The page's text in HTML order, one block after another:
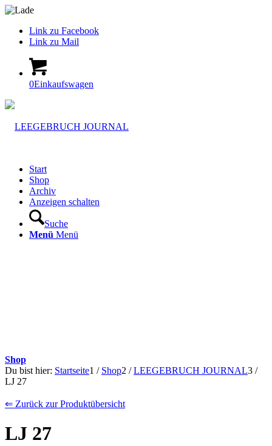
Link zu Facebook
Link zu Mail
0Einkaufswagen
Start
Shop
Archiv
Anzeigen schalten
Suche
Menü Menü
Shop
Du bist hier: Startseite1 / Shop2 / LEEGEBRUCH JOURNAL3 /
LJ 27
⇐ Zurück zur Produktübersicht
LJ 27